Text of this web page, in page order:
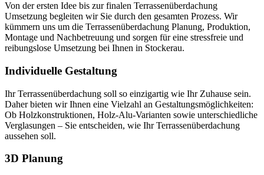
Von der ersten Idee bis zur finalen Terrassenüberdachung
Umsetzung begleiten wir Sie durch den gesamten Prozess. Wir
kümmern uns um die Terrassenüberdachung Planung, Produktion,
Montage und Nachbetreuung und sorgen für eine stressfreie und
reibungslose Umsetzung bei Ihnen in Stockerau.
Individuelle Gestaltung
Ihr Terrassenüberdachung soll so einzigartig wie Ihr Zuhause sein.
Daher bieten wir Ihnen eine Vielzahl an Gestaltungsmöglichkeiten:
Ob Holzkonstruktionen, Holz-Alu-Varianten sowie unterschiedliche
Verglasungen – Sie entscheiden, wie Ihr Terrassenüberdachung
aussehen soll.
3D Planung